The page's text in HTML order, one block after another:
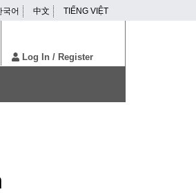
국어 中文 TIẾNG VIỆT
Log In / Register